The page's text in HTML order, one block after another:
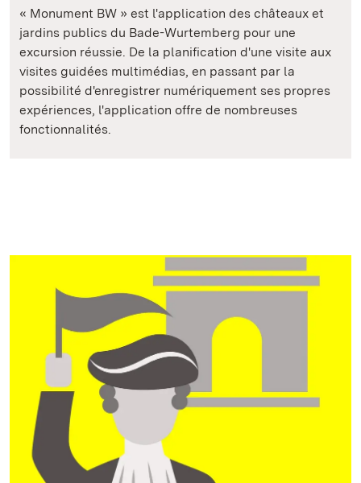
« Monument BW » est l'application des châteaux et
jardins publics du Bade-Wurtemberg pour une
excursion réussie. De la planification d'une visite aux
visites guidées multimédias, en passant par la
possibilité d'enregistrer numériquement ses propres
expériences, l'application offre de nombreuses
fonctionnalités.